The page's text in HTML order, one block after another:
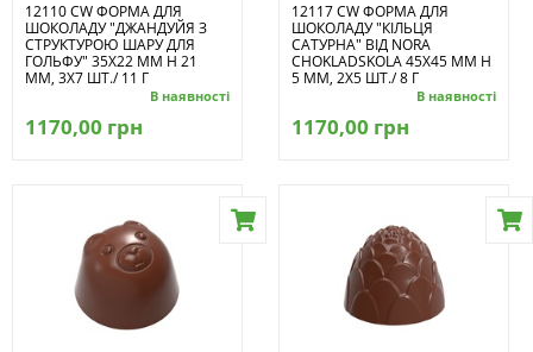
12110 CW ФОРМА ДЛЯ
ШОКОЛАДУ "ДЖАНДУЙЯ З
СТРУКТУРОЮ ШАРУ ДЛЯ
ГОЛЬФУ" 35Х22 ММ H 21
ММ, 3Х7 ШТ./ 11 Г
В наявності
1170,00 грн
12117 CW ФОРМА ДЛЯ
ШОКОЛАДУ "КІЛЬЦЯ
САТУРНА" ВІД NORA
CHOKLADSKOLA 45Х45 ММ H
5 ММ, 2Х5 ШТ./ 8 Г
В наявності
1170,00 грн